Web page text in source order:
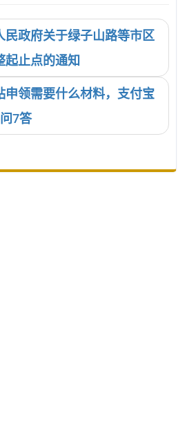
民政府关于绿子山路等市区
起止点的通知
申领需要什么材料，支付宝
7答